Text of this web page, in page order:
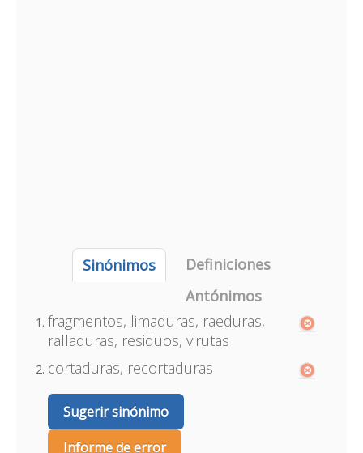
Sinónimos
Definiciones
Antónimos
fragmentos, limaduras, raeduras,
ralladuras, residuos, virutas
cortaduras, recortaduras
Sugerir sinónimo
Informe de error